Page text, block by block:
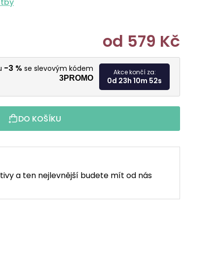
od 579 Kč
Měrná
-3 % se slevovým kódem
3PROMO
Akce končí za:
0d 23h 10m 50s
DO KOŠÍKU
a ten nejlevnější budete mít od nás